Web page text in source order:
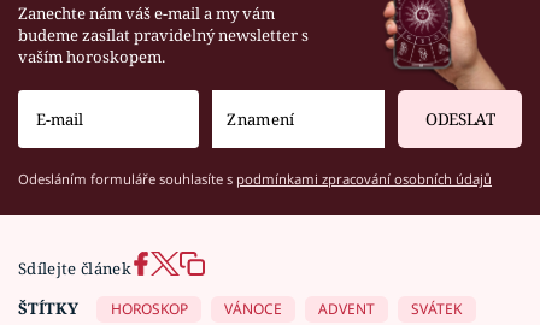
Zanechte nám váš e-mail a my vám
budeme zasílat pravidelný newsletter s
vaším horoskopem.
ODESLAT
Odesláním formuláře souhlasíte s podmínkami zpracování osobních údajů
Sdílejte článek
ŠTÍTKY
HOROSKOP VÁNOCE ADVENT
SVÁTEK